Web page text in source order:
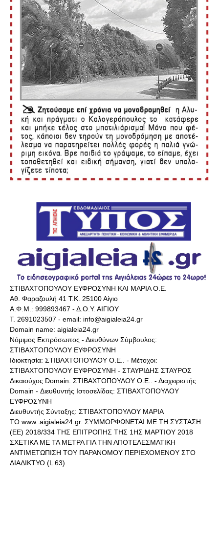
ΣΤΙΒΑΧΤΟΠΟΥΛΟΥ ΕΥΦΡΟΣΥΝΗ ΚΑΙ ΜΑΡΙΑ Ο.Ε.
Αθ. Φαραζουλή 41 Τ.Κ. 25100 Αίγιο
Α.Φ.Μ.: 999893467 - Δ.Ο.Υ. ΑΙΓΙΟΥ
Τ. 2691023507 - email: info@aigialeia24.gr
Domain name: aigialeia24.gr
Νόμιμος Εκπρόσωπος - Διευθύνων Σύμβουλος:
ΣΤΙΒΑΧΤΟΠΟΥΛΟΥ ΕΥΦΡΟΣΥΝΗ
Ιδιοκτησία: ΣΤΙΒΑΧΤΟΠΟΥΛΟΥ Ο.Ε.. - Μέτοχοι:
ΣΤΙΒΑΧΤΟΠΟΥΛΟΥ ΕΥΦΡΟΣΥΝΗ - ΣΤΑΥΡΙΔΗΣ ΣΤΑΥΡΟΣ
Δικαιούχος Domain: ΣΤΙΒΑΧΤΟΠΟΥΛΟΥ Ο.Ε.. - Διαχειριστής
Domain - Διευθυντής Ιστοσελίδας: ΣΤΙΒΑΧΤΟΠΟΥΛΟΥ
ΕΥΦΡΟΣΥΝΗ
Διευθυντής Σύνταξης: ΣΤΙΒΑΧΤΟΠΟΥΛΟΥ ΜΑΡΙΑ
ΤΟ www..aigialeia24.gr. ΣΥΜΜΟΡΦΩΝΕΤΑΙ ΜΕ ΤΗ ΣΥΣΤΑΣΗ
(ΕΕ) 2018/334 ΤΗΣ ΕΠΙΤΡΟΠΗΣ ΤΗΣ 1ΗΣ ΜΑΡΤΙΟΥ 2018
ΣΧΕΤΙΚΑ ΜΕ ΤΑ ΜΕΤΡΑ ΓΙΑ ΤΗΝ ΑΠΟΤΕΛΕΣΜΑΤΙΚΗ
ΑΝΤΙΜΕΤΩΠΙΣΗ ΤΟΥ ΠΑΡΑΝΟΜΟΥ ΠΕΡΙΕΧΟΜΕΝΟΥ ΣΤΟ
ΔΙΑΔΙΚΤΥΟ (L 63).